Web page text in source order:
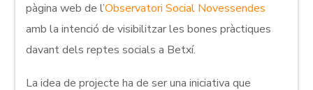
pàgina web de l’Observatori Social Novessendes
amb la intenció de visibilitzar les bones pràctiques
davant dels reptes socials a Betxí.
La idea de projecte ha de ser una iniciativa que